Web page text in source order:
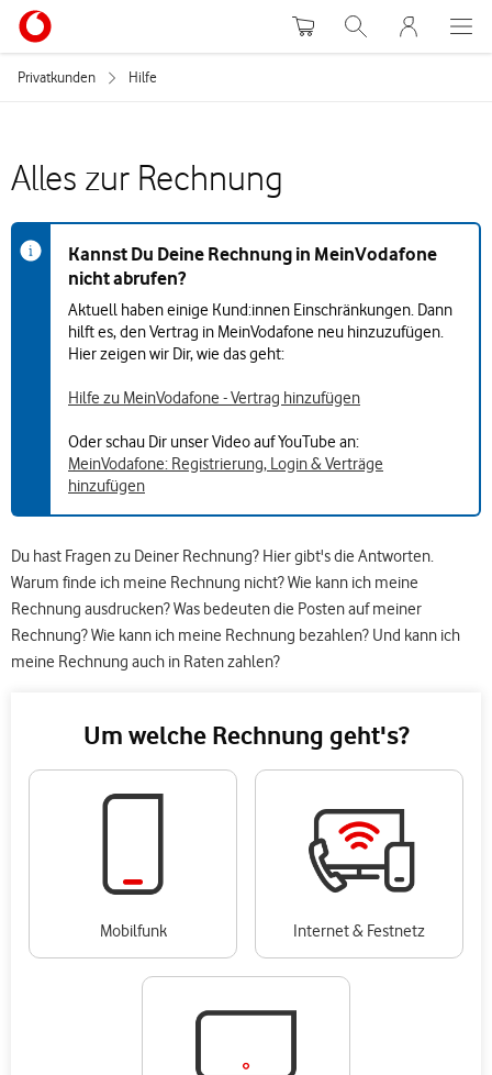
WarenkorbSuche MeinVodafone
Privatkunden Hilfe
Alles zur Rechnung
Kannst Du Deine Rechnung in MeinVodafone
nicht abrufen?
Aktuell haben einige Kund:innen Einschränkungen. Dann
hilft es, den Vertrag in MeinVodafone neu hinzuzufügen.
Hier zeigen wir Dir, wie das geht:
Hilfe zu MeinVodafone - Vertrag hinzufügen
Oder schau Dir unser Video auf YouTube an:
MeinVodafone: Registrierung, Login & Verträge
hinzufügen
Du hast Fragen zu Deiner Rechnung? Hier gibt's die Antworten.
Warum finde ich meine Rechnung nicht? Wie kann ich meine
Rechnung ausdrucken? Was bedeuten die Posten auf meiner
Rechnung? Wie kann ich meine Rechnung bezahlen? Und kann ich
meine Rechnung auch in Raten zahlen?
Um welche Rechnung geht's?
Mobilfunk Internet & Festnetz